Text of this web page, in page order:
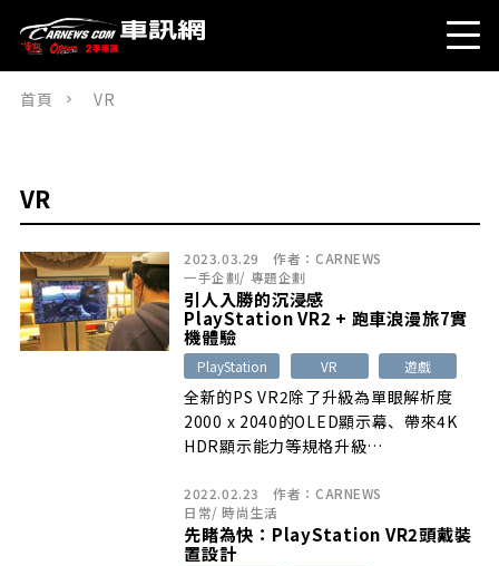
首頁 VR
VR
2023.03.29 作者： CARNEWS
一手企劃/ 專題企劃
引人入勝的沉浸感
PlayStation VR2 + 跑車浪漫旅7實
機體驗
PlayStation VR 遊戲
全新的PS VR2除了升級為單眼解析度
2000 x 2040的OLED顯示幕、帶來4K
HDR顯示能力等規格升級…
2022.02.23 作者： CARNEWS
日常/時尚生活
先睹為快：PlayStation VR2頭戴裝
置設計